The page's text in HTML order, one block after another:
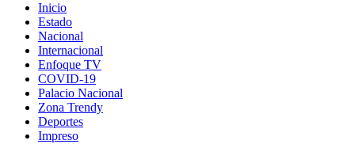
Inicio
Estado
Nacional
Internacional
Enfoque TV
COVID-19
Palacio Nacional
Zona Trendy
Deportes
Impreso